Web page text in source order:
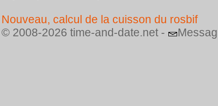
Nouveau, calcul de la cuisson du rosbif
© 2008-2026 time-and-date.net -